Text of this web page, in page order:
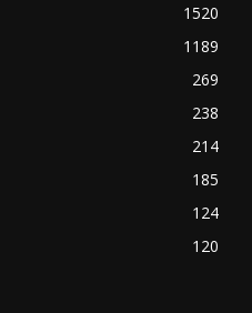
1520
1189
269
238
214
185
124
120